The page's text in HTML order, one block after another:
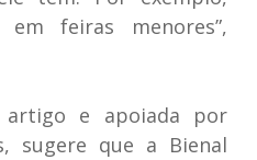
feiras menores”,
artigo e apoiada por
sugere que a Bienal